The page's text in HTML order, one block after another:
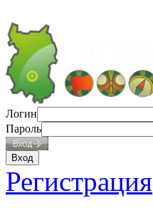
Логин
Пароль
Регистрация